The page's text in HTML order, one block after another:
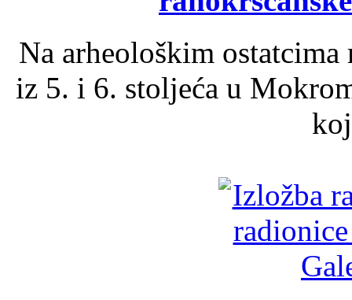
Na arheološkim
iz 5. i 6. stoljeća u